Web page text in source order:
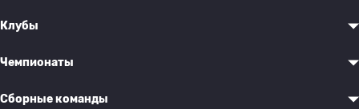
Клубы
Чемпионаты
Сборные команды